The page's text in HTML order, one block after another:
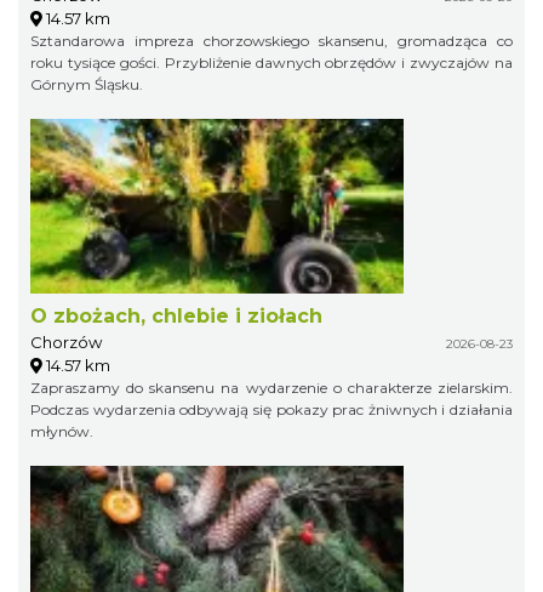
14.57 km
Sztandarowa impreza chorzowskiego skansenu, gromadząca co
roku tysiące gości. Przybliżenie dawnych obrzędów i zwyczajów na
Górnym Śląsku.
O zbożach, chlebie i ziołach
Chorzów 2026-08-23
14.57 km
Zapraszamy do skansenu na wydarzenie o charakterze zielarskim.
Podczas wydarzenia odbywają się pokazy prac żniwnych i działania
młynów.